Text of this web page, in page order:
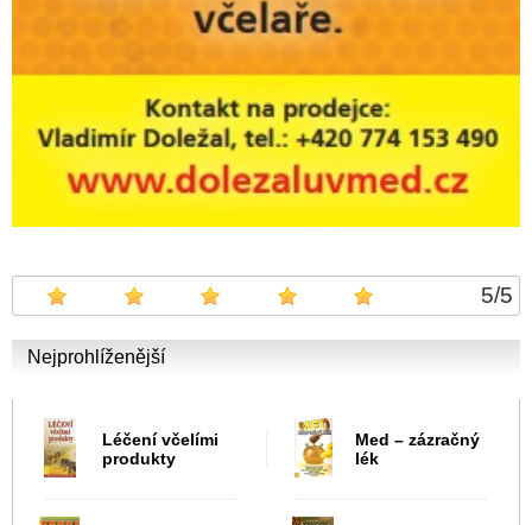
5/5
Nejprohlíženější
Léčení včelími
produkty
Med – zázračný
lék